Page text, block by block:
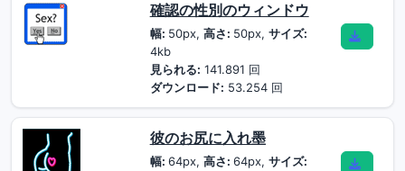
確認の性別のウィンドウ
幅: 50px, 高さ: 50px, サイズ:
4kb
見られる: 141.891 回
ダウンロード: 53.254 回
彼のお尻に入れ墨
幅: 64px, 高さ: 64px, サイズ: